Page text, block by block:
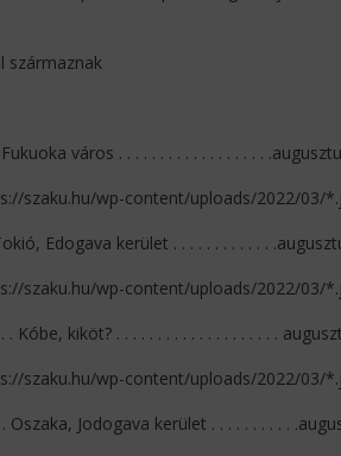
származnak
város . . . . . . . . . . . . . . . . . .
szaku.hu/wp-content/uploads/2022/03/
Edogava kerület . . . . . . . . . . . .
szaku.hu/wp-content/uploads/2022/03/
kiköt? . . . . . . . . . . . . . . . . . . . .
szaku.hu/wp-content/uploads/2022/03/
Oszaka, Jodogava kerület . . . . . . . . . .